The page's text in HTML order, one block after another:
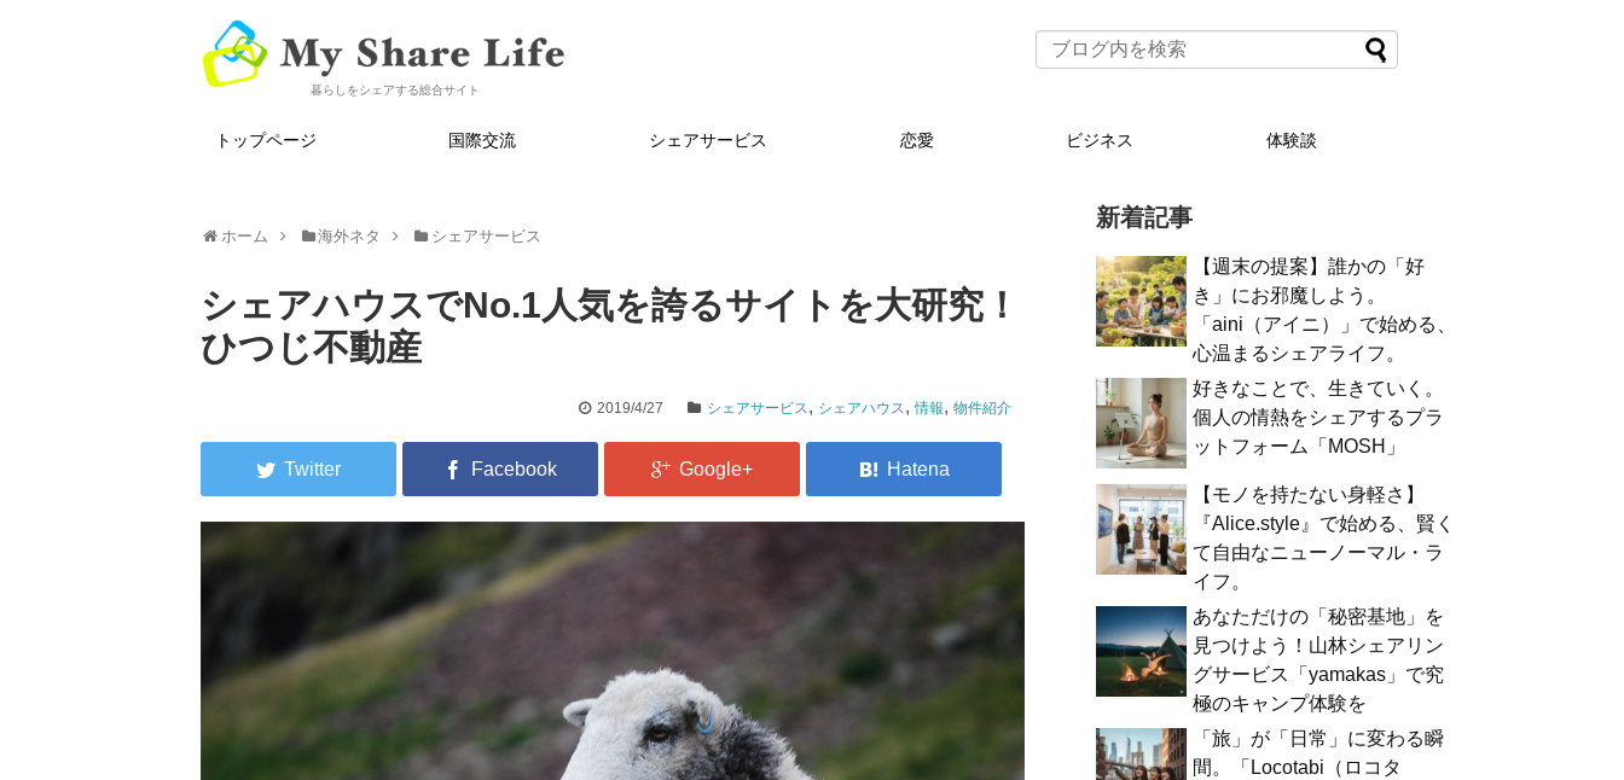
暮らしをシェアする総合サイト
トップページ 国際交流 シェアサービス 恋愛 ビジネス 体験談
ホーム 海外ネタ シェアサービス
シェアハウスでNo.1人気を誇るサイトを大研究！
ひつじ不動産
2019/4/27 シェアサービス, シェアハウス,情報, 物件紹介
新着記事
【週末の提案】誰かの「好
き」にお邪魔しよう。
「aini（アイニ）」で始める、
心温まるシェアライフ。
好きなことで、生きていく。
個人の情熱をシェアするプラ
ットフォーム「MOSH」
【モノを持たない身軽さ】
『Alice.style』で始める、賢く
て自由なニューノーマル・ラ
イフ。
あなただけの「秘密基地」を
見つけよう！山林シェアリン
グサービス「yamakas」で究
極のキャンプ体験を
「旅」が「日常」に変わる瞬
間。「Locotabi（ロコタ